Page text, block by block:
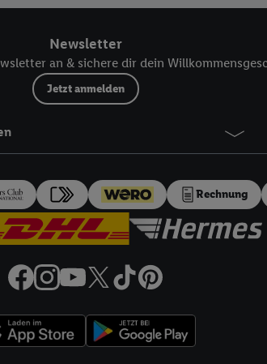
Newsletter
an & sichere dir dein
Jetzt anmelden
Rechnung
Partner verwendet werden, um daraus eine
zu erkennen und Ihnen personalisierte
genannten Partner auch Ihre in einen Hashwert
verarbeitet.
und IhremTelekommunikationsnetzbetreiber
anhand Ihrer IP-Adresse, ob die Technologie
über Ihr Nutzungsverhalten in den Lidl-
auch auf Diensten wiedererkannt werden,
Werbung ausspielen können. Sie können Ihre
weiter unten erläuterten Möglichkeit, Ihre
von Utiq („consenthub“)
für digitales Marketing“ am unteren Ende dieser
nur den Einsatz notwendiger Techniken zulassen.
zu sämtlichen vorgenannten Zwecken unter